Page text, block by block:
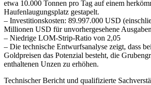
etwa 10.000 Tonnen pro Tag auf einem
Haufenlaugungsplatz gestapelt.
– Investitionskosten: 89.997.000 USD
Millionen USD für unvorhergesehene
– Niedrige LOM-Strip-Ratio von 2,05
– Die technische Entwurfsanalyse zeigt, dass
Goldpreisen das Potenzial besteht, die
enthaltenen Unzen zu erhöhen.
Technischer Bericht und qualifizierte